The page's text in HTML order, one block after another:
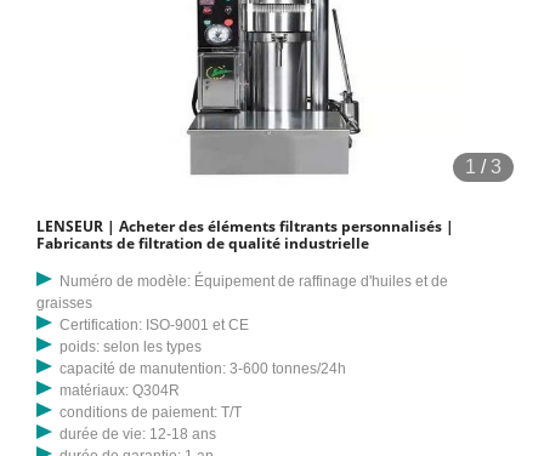
1 /3
LENSEUR | Acheter des éléments filtrants personnalisés |
Fabricants de filtration de qualité industrielle
Numéro de modèle: Équipement de raffinage d'huiles et de
graisses
Certification: ISO-9001 et CE
poids: selon les types
capacité de manutention: 3-600 tonnes/24h
matériaux: Q304R
conditions de paiement: T/T
durée de vie: 12-18 ans